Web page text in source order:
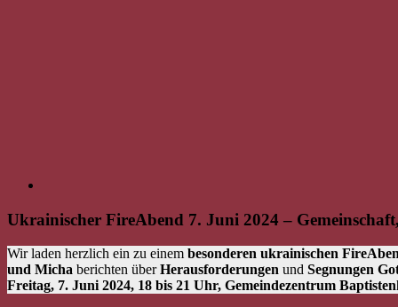
Ukrainischer FireAbend 7. Juni 2024 –
Wir laden herzlich ein zu einem besonderen ukrainischen
und Micha berichten überHerausforderungen und Segnungen
Freitag, 7. Juni 2024, 18 bis 21 Uhr, Gemeindezentrum